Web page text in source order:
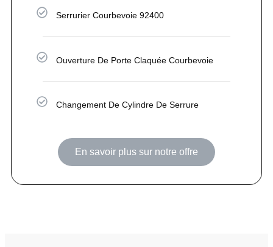
Serrurier Courbevoie 92400
Ouverture De Porte Claquée Courbevoie
Changement De Cylindre De Serrure
En savoir plus sur notre offre